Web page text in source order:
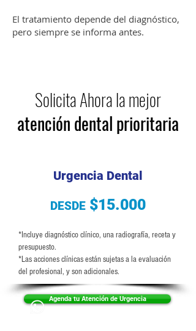
El tratamiento depende del diagnóstico,
pero siempre se informa antes.
Solicita Ahora la mejor
atención dental prioritaria
Urgencia Dental
DESDE $15.000
*Incluye diagnóstico clínico, una radiografía, receta y
presupuesto.
*Las acciones clínicas están sujetas a la evaluación
del profesional, y son adicionales.
Agenda tu Atención de Urgencia